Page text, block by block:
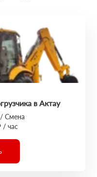
в Актау
Смена
/ час